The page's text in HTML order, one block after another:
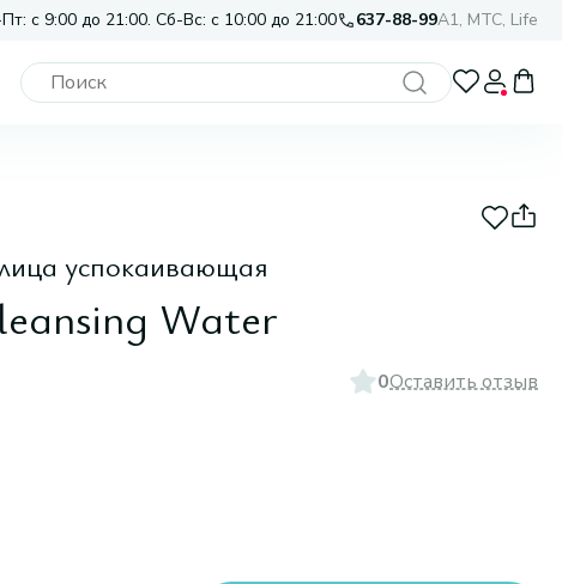
с 9:00 до 21:00. Сб-Вс: с 10:00 до 21:00 637-88-99A1, МТС, Life
успокаивающая
Water
0Оставить отзыв